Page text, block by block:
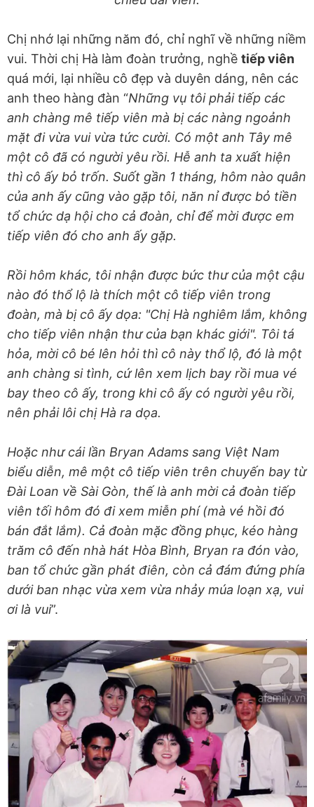
Chị nhớ lại những năm đó, chỉ nghĩ về những niềm
vui. Thời chị Hà làm đoàn trưởng, nghề tiếp viên
quá mới, lại nhiều cô đẹp và duyên dáng, nên các
anh theo hàng đàn “Những vụ tôi phải tiếp các
anh chàng mê tiếp viên mà bị các nàng ngoảnh
mặt đi vừa vui vừa tức cười. Có một anh Tây mê
một cô đã có người yêu rồi. Hễ anh ta xuất hiện
thì cô ấy bỏ trốn. Suốt gần 1 tháng, hôm nào quân
của anh ấy cũng vào gặp tôi, năn nỉ được bỏ tiền
tổ chức dạ hội cho cả đoàn, chỉ để mời được em
tiếp viên đó cho anh ấy gặp.
Rồi hôm khác, tôi nhận được bức thư của một cậu
nào đó thổ lộ là thích một cô tiếp viên trong
đoàn, mà bị cô ấy dọa: "Chị Hà nghiêm lắm, không
cho tiếp viên nhận thư của bạn khác giới". Tôi tá
hỏa, mời cô bé lên hỏi thì cô này thổ lộ, đó là một
anh chàng si tình, cứ lên xem lịch bay rồi mua vé
bay theo cô ấy, trong khi cô ấy có người yêu rồi,
nên phải lôi chị Hà ra dọa.
Hoặc như cái lần Bryan Adams sang Việt Nam
biểu diễn, mê một cô tiếp viên trên chuyến bay từ
Đài Loan về Sài Gòn, thế là anh mời cả đoàn tiếp
viên tối hôm đó đi xem miễn phí (mà vé hồi đó
bán đắt lắm). Cả đoàn mặc đồng phục, kéo hàng
trăm cô đến nhà hát Hòa Bình, Bryan ra đón vào,
ban tổ chức gần phát điên, còn cả đám đứng phía
dưới ban nhạc vừa xem vừa nhảy múa loạn xạ, vui
ơi là vui”.